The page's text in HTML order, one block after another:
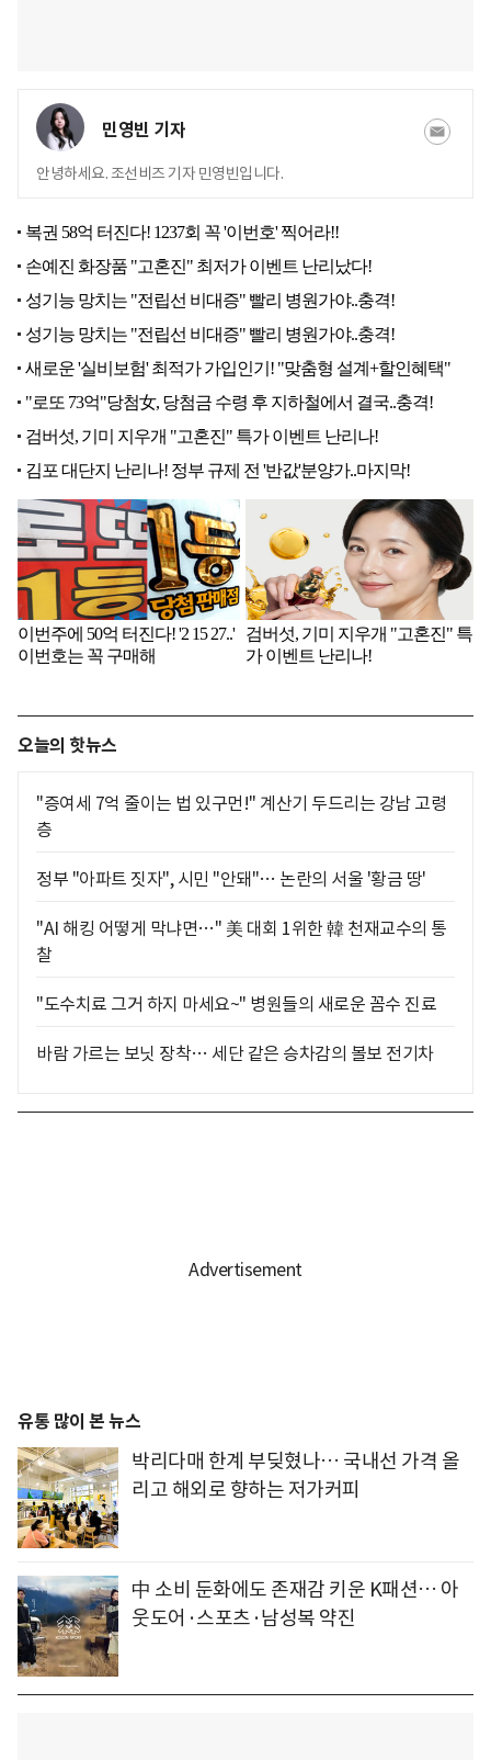
민영빈 기자
안녕하세요. 조선비즈 기자 민영빈입니다.
오늘의 핫뉴스
"증여세 7억 줄이는 법 있구먼!" 계산기 두드리는 강남 고령
층
정부 "아파트 짓자", 시민 "안돼"… 논란의 서울 '황금 땅'
"AI 해킹 어떻게 막냐면…" 美 대회 1위한 韓 천재교수의 통
찰
"도수치료 그거 하지 마세요~" 병원들의 새로운 꼼수 진료
바람 가르는 보닛 장착… 세단 같은 승차감의 볼보 전기차
유통 많이 본 뉴스
박리다매 한계 부딪혔나… 국내선 가격 올
리고 해외로 향하는 저가커피
中 소비 둔화에도 존재감 키운 K패션… 아
웃도어·스포츠·남성복 약진